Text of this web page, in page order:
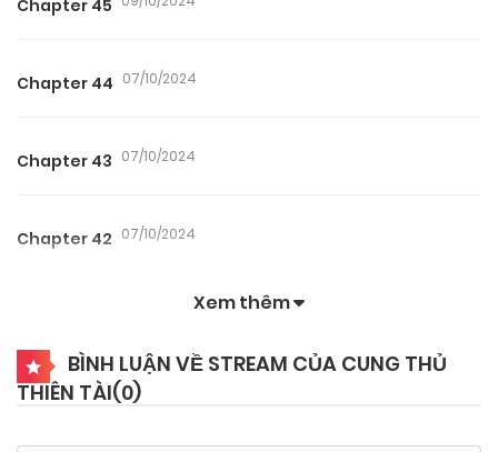
Chapter 45
Chapter 44 07/10/2024
Chapter 43 07/10/2024
Chapter 42 07/10/2024
24/09/2024
Chapter 40 24/09/2024
Xem thêm
BÌNH LUẬN VỀ STREAM CỦA CUNG THỦ
THIÊN TÀI(0)